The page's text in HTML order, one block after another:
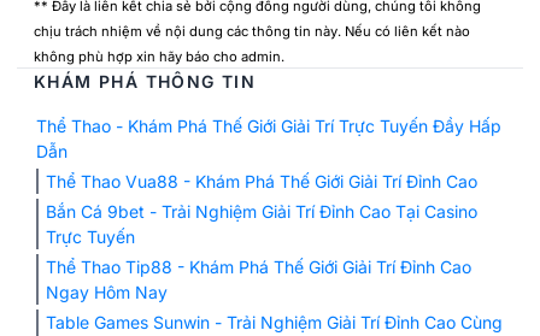
** Đây là liên kết chia sẻ bởi cộng đồng người dùng, chúng tôi không
chịu trách nhiệm về nội dung các thông tin này. Nếu có liên kết nào
không phù hợp xin hãy báo cho admin.
KHÁM PHÁ THÔNG TIN
Thể Thao - Khám Phá Thế Giới Giải Trí Trực Tuyến Đầy Hấp
Dẫn
Thể Thao Vua88 - Khám Phá Thế Giới Giải Trí Đỉnh Cao
Bắn Cá 9bet - Trải Nghiệm Giải Trí Đỉnh Cao Tại Casino
Trực Tuyến
Thể Thao Tip88 - Khám Phá Thế Giới Giải Trí Đỉnh Cao
Ngay Hôm Nay
Table Games Sunwin - Trải Nghiệm Giải Trí Đỉnh Cao Cùng